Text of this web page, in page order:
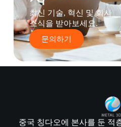
최신 기술, 혁신 및 회사
소식을 받아보세요.
문의하기
중국 칭다오에 본사를 둔 적